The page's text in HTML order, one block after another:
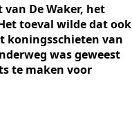
De Waker, het
toeval wilde dat ook
koningsschieten van
was geweest
te maken voor